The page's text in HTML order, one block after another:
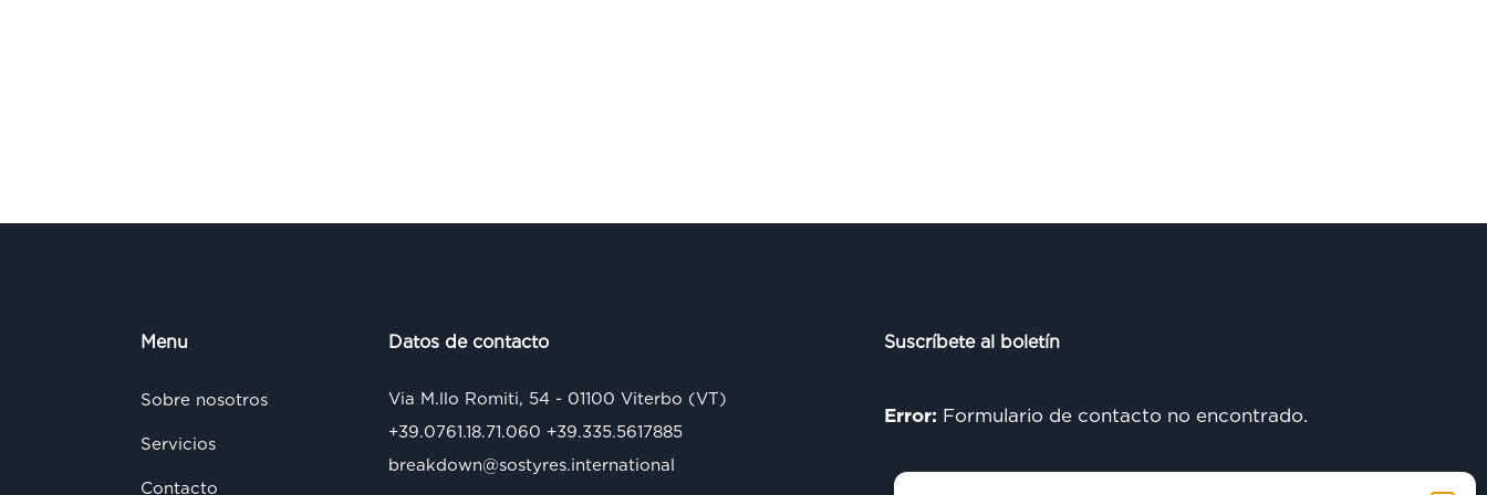
Menu
Sobre nosotros
Servicios
Contacto
Datos de contacto
Via M.llo Romiti, 54 - 01100 Viterbo (VT)
+39.0761.18.71.060 +39.335.5617885
breakdown@sostyres.international
Suscríbete al boletín
Error: Formulario de contacto no encontrado.